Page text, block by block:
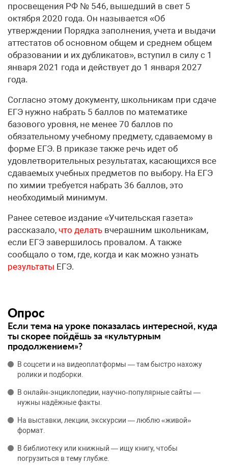
просвещения РФ № 546, вышедший в свет 5
октября 2020 года. Он называется «Об
утверждении Порядка заполнения, учета и выдачи
аттестатов об основном общем и среднем общем
образовании и их дубликатов», вступил в силу с 1
января 2021 года и действует до 1 января 2027
года.
Согласно этому документу, школьникам при сдаче
ЕГЭ нужно набрать 5 баллов по математике
базового уровня, не менее 70 баллов по
обязательному учебному предмету, сдаваемому в
форме ЕГЭ. В приказе также речь идет об
удовлетворительных результатах, касающихся все
сдаваемых учебных предметов по выбору. На ЕГЭ
по химии требуется набрать 36 баллов, это
необходимый минимум.
Ранее сетевое издание «Учительская газета»
рассказало, что делать вчерашним школьникам,
если ЕГЭ завершилось провалом. А также
сообщало о том, где, когда и как можно узнать
результаты ЕГЭ.
Опрос
Если тема на уроке показалась интересной, куда
ты скорее пойдёшь за «культурным
продолжением»?
В соцсети и на видеоплатформы — там быстро нахожу
ролики и подборки.
В онлайн‑энциклопедии, научно‑популярные сайты —
нужны надёжные факты.
На выставки, лекции, экскурсии — люблю «живой»
формат.
В библиотеку или книжный — ищу книгу, чтобы
погрузиться в тему глубже.